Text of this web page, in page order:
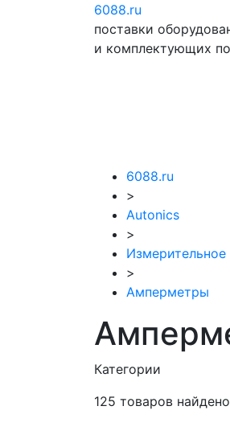
6088.ru
поставки
и комплектующих
6088.ru
>
Autonics
>
>
Амперметры
Категории
125 товаров найдено